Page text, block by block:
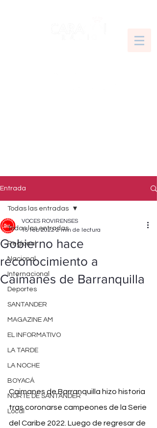
Entrada
Todas las entradas
Regional
Nacional
Internacional
Deportes
SANTANDER
MAGAZINE AM
EL INFORMATIVO
LA TARDE
LA NOCHE
BOYACÁ
NORTE DE SANTANDER
Local
Todas las entradas
Gobierno hace
reconocimiento a
Caimanes de Barranquilla
VOCES ROVIRENSES
15 feb 2022 2 min de lectura
Caimanes de Barranquilla hizo historia
tras coronarse campeones de la Serie
del Caribe 2022. Luego de regresar de